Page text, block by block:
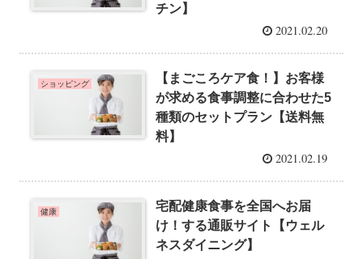
チン】
2021.02.20
ショッピング
【まごころケア食！】お客様
が求める食事調整に合わせた5
種類のセットプラン【送料無
料】
2021.02.19
健康
宅配健康食事を全国へお届
け！する通販サイト【ウェル
ネスダイニング】